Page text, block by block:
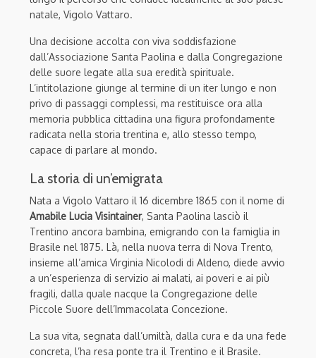
natale, Vigolo Vattaro.
Una decisione accolta con viva soddisfazione
dall’Associazione Santa Paolina e dalla Congregazione
delle suore legate alla sua eredità spirituale.
L’intitolazione giunge al termine di un iter lungo e non
privo di passaggi complessi, ma restituisce ora alla
memoria pubblica cittadina una figura profondamente
radicata nella storia trentina e, allo stesso tempo,
capace di parlare al mondo.
La storia di un’emigrata
Nata a Vigolo Vattaro il 16 dicembre 1865 con il nome di
Amabile Lucia Visintainer, Santa Paolina lasciò il
Trentino ancora bambina, emigrando con la famiglia in
Brasile nel 1875. Là, nella nuova terra di Nova Trento,
insieme all’amica Virginia Nicolodi di Aldeno, diede avvio
a un’esperienza di servizio ai malati, ai poveri e ai più
fragili, dalla quale nacque la Congregazione delle
Piccole Suore dell’Immacolata Concezione.
La sua vita, segnata dall’umiltà, dalla cura e da una fede
concreta, l’ha resa ponte tra il Trentino e il Brasile.